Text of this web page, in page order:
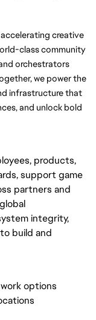
creative
class community
orchestrators
we power the
infrastructure that
and unlock bold
products,
support game
partners and
integrity,
build and
options